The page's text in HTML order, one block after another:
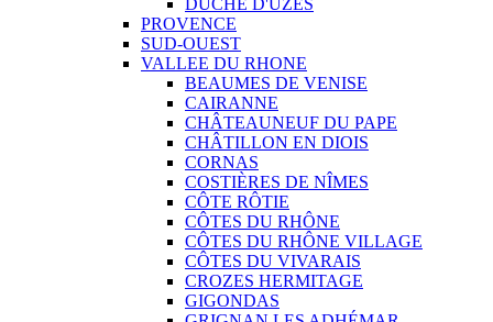
PROVENCE
SUD-OUEST
VALLEE DU RHONE
BEAUMES DE VENISE
CAIRANNE
CHÂTEAUNEUF DU PAPE
CHÂTILLON EN DIOIS
CORNAS
COSTIÈRES DE NÎMES
CÔTE RÔTIE
CÔTES DU RHÔNE
CÔTES DU RHÔNE VILLAGE
CÔTES DU VIVARAIS
CROZES HERMITAGE
GIGONDAS